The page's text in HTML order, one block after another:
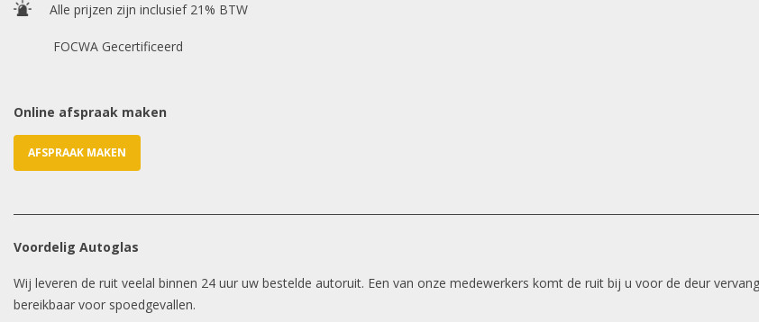
Alle prijzen zijn inclusief 21% BTW
FOCWA Gecertificeerd
Online afspraak maken
AFSPRAAK MAKEN
Voordelig Autoglas
Wij leveren de ruit veelal binnen 24 uur uw bestelde autoruit. Een van onze medewerkers komt de ruit bij u voor de deur
bereikbaar voor spoedgevallen.